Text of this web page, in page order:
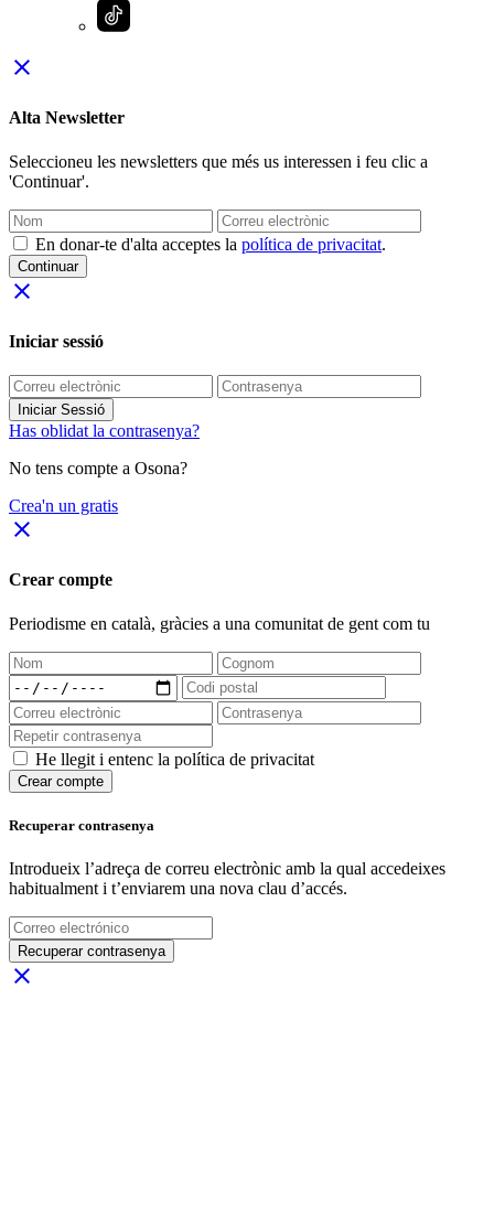
close
Alta Newsletter
Seleccioneu les newsletters que més us interessen i feu clic a
'Continuar'.
En donar-te d'alta acceptes la política de privacitat.
Continuar
close
Iniciar sessió
Iniciar Sessió
Has oblidat la contrasenya?
No tens compte a Osona?
Crea'n un gratis
close
Crear compte
Periodisme en català, gràcies a una comunitat de gent com tu
He llegit i entenc la política de privacitat
Crear compte
Recuperar contrasenya
Introdueix l’adreça de correu electrònic amb la qual accedeixes
habitualment i t’enviarem una nova clau d’accés.
Recuperar contrasenya
close